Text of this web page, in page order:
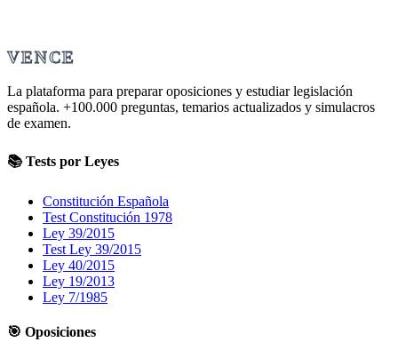
VENCE
La plataforma para preparar oposiciones y estudiar legislación
española. +100.000 preguntas, temarios actualizados y simulacros
de examen.
📚 Tests por Leyes
Constitución Española
Test Constitución 1978
Ley 39/2015
Test Ley 39/2015
Ley 40/2015
Ley 19/2013
Ley 7/1985
🎯 Oposiciones